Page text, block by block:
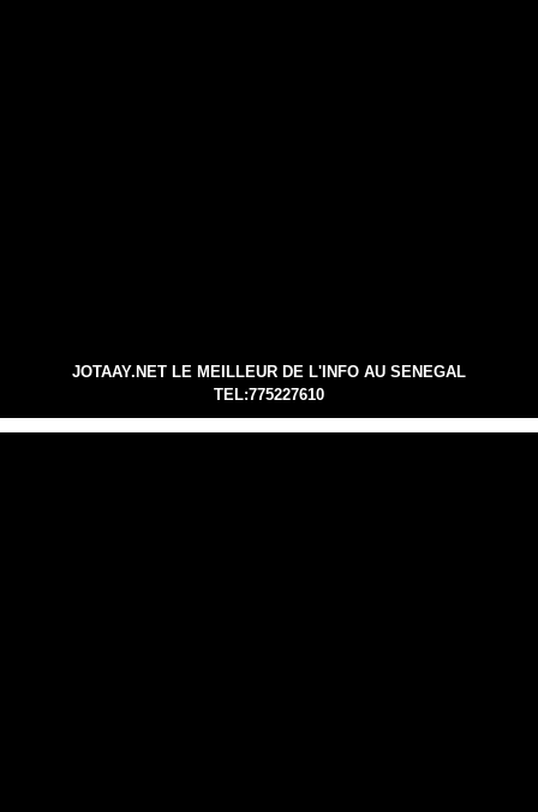
JOTAAY.NET LE MEILLEUR DE L'INFO AU SENEGAL
TEL:775227610